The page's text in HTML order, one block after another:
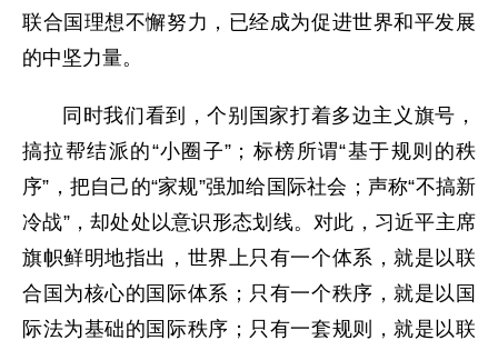
联合国理想不懈努力，已经成为促进世界和平发展
的中坚力量。
同时我们看到，个别国家打着多边主义旗号，
搞拉帮结派的“小圈子”；标榜所谓“基于规则的秩
序”，把自己的“家规”强加给国际社会；声称“不搞新
冷战”，却处处以意识形态划线。对此，习近平主席
旗帜鲜明地指出，世界上只有一个体系，就是以联
合国为核心的国际体系；只有一个秩序，就是以国
际法为基础的国际秩序；只有一套规则，就是以联